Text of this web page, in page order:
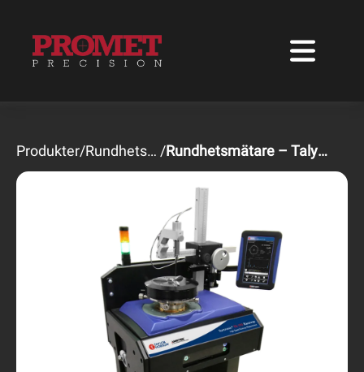
Produkter/ Rundhetsinstrument / Rundhetsmätare – Talyrond® R-170 Raceway